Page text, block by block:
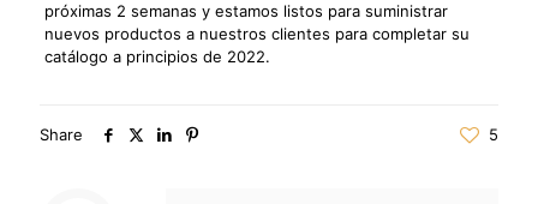
próximas 2 semanas y estamos listos para suministrar
nuevos productos a nuestros clientes para completar su
catálogo a principios de 2022.
Share 5